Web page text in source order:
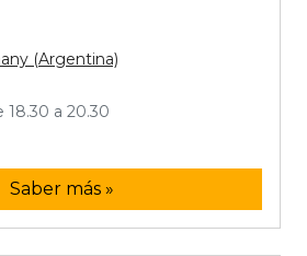
(Argentina)
18.30 a 20.30
Saber más »